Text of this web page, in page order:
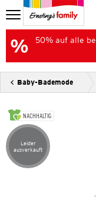
50% auf alle
Baby-Bademode
NACHHALTIG
Artikel leider
Leider
ausverkauft